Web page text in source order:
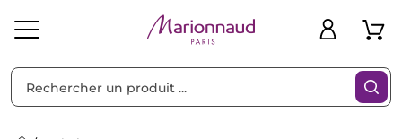
Filtres